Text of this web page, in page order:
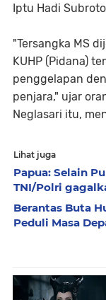
Iptu Hadi
"Tersangka MS
KUHP (Pidana)
penggelapan
penjara," ujar
Neglasari itu,
Lihat juga
Papua: Selain
TNI/Polri
Berantas Buta
Peduli Masa